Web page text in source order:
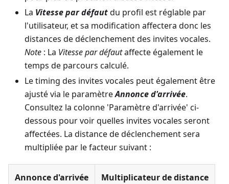
La Vitesse par défautdu profil est réglable par
l'utilisateur, et sa modification affectera donc les
distances de déclenchement des invites vocales.
Note : La Vitesse par défautaffecte également le
temps de parcours calculé.
Le timing des invites vocales peut également être
ajusté via le paramètreAnnonce d'arrivée.
Consultez la colonne 'Paramètre d'arrivée' ci-
dessous pour voir quelles invites vocales seront
affectées. La distance de déclenchement sera
multipliée par le facteur suivant :
Annonce d'arrivée Multiplicateur de distance